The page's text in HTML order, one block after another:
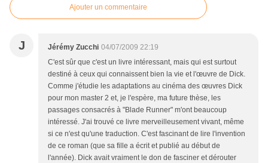
Ajouter un commentaire
J Jérémy Zucchi 04/07/2009 22:19
C'est sûr que c'est un livre intéressant, mais qui est surtout
destiné à ceux qui connaissent bien la vie et l'œuvre de Dick.
Comme j'étudie les adaptations au cinéma des œuvres Dick
pour mon master 2 et, je l'espère, ma future thèse, les
passages consacrés à "Blade Runner" m'ont beaucoup
intéressé. J'ai trouvé ce livre merveilleusement vivant, même
si ce n'est qu'une traduction. C'est fascinant de lire l'invention
de ce roman (que sa fille a écrit et publié au début de
l'année). Dick avait vraiment le don de fasciner et dérouter